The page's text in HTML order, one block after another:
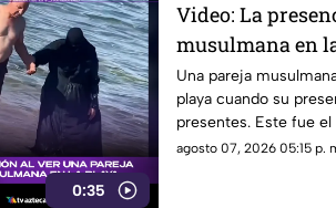
0:35
Video: La
musulmana en
reacciones
Una pareja
playa cuando su
presentes. Este fue
diversas reacciones
agosto 07, 2026 05:15 p.